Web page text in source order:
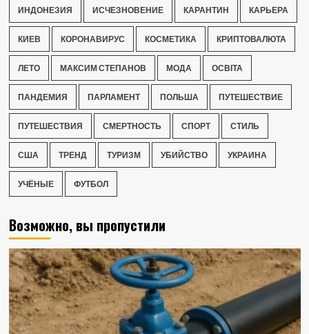
ИНДОНЕЗИЯ ИСЧЕЗНОВЕНИЕ КАРАНТИН КАРЬЕРА
КИЕВ КОРОНАВИРУС КОСМЕТИКА КРИПТОВАЛЮТА
ЛЕТО МАКСИМ СТЕПАНОВ МОДА ОСВІТА
ПАНДЕМИЯ ПАРЛАМЕНТ ПОЛЬША ПУТЕШЕСТВИЕ
ПУТЕШЕСТВИЯ СМЕРТНОСТЬ СПОРТ СТИЛЬ
США ТРЕНД ТУРИЗМ УБИЙСТВО УКРАИНА
УЧЁНЫЕ ФУТБОЛ
Возможно, вы пропустили